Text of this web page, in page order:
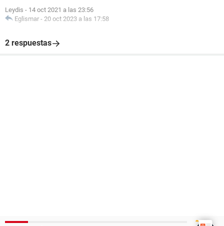
Leydis - 14 oct 2021 a las 23:56
Eglismar - 20 oct 2023 a las 17:58
2 respuestas